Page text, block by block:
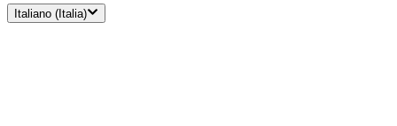
Italiano (Italia)